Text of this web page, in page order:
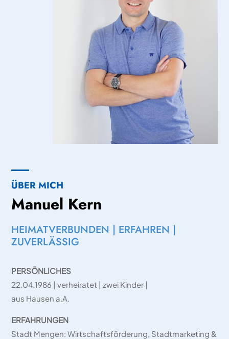
ÜBER MICH
Manuel Kern
HEIMATVERBUNDEN | ERFAHREN |
ZUVERLÄSSIG
PERSÖNLICHES
22.04.1986 | verheiratet | zwei Kinder |
aus Hausen a.A.
ERFAHRUNGEN
Stadt Mengen: Wirtschaftsförderung, Stadtmarketing &